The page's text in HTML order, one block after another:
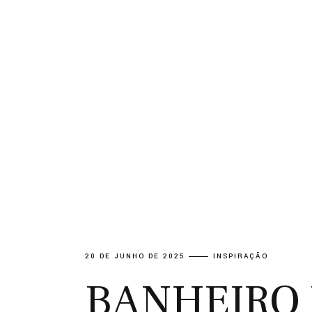
20 DE JUNHO DE 2025 INSPIRAÇÃO